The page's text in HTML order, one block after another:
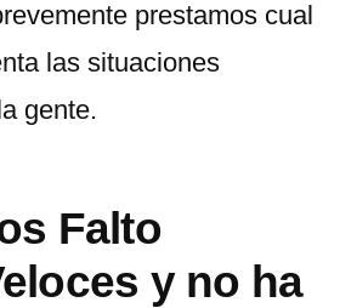
prestamos cual
las situaciones
gente.
Falto
y no ha